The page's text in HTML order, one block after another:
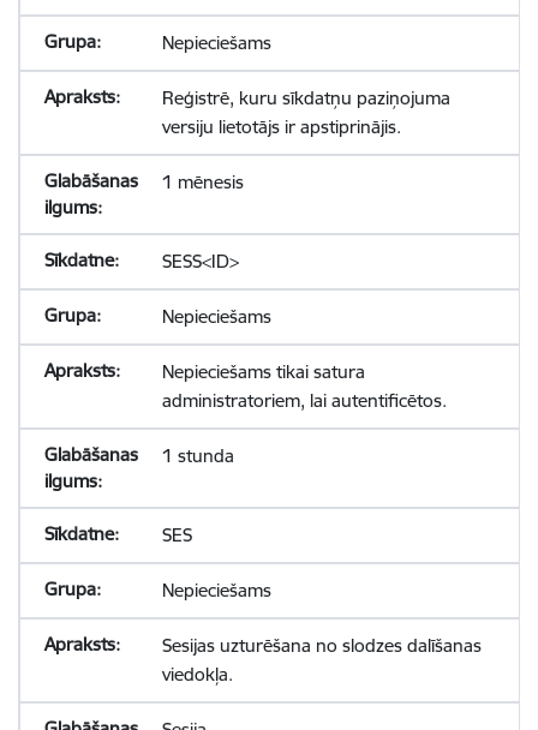
Nepieciešams
Reģistrē, kuru sīkdatņu paziņojuma
versiju lietotājs ir apstiprinājis.
1 mēnesis
SESS<ID>
Nepieciešams
Nepieciešams tikai satura
administratoriem, lai autentificētos.
1 stunda
SES
Nepieciešams
Sesijas uzturēšana no slodzes dalīšanas
viedokļa.